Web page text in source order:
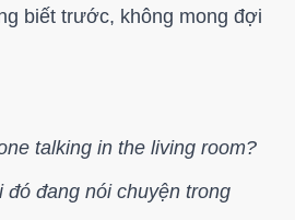
biết trước, không mong đợi
talking in the living room?
đó đang nói chuyện trong